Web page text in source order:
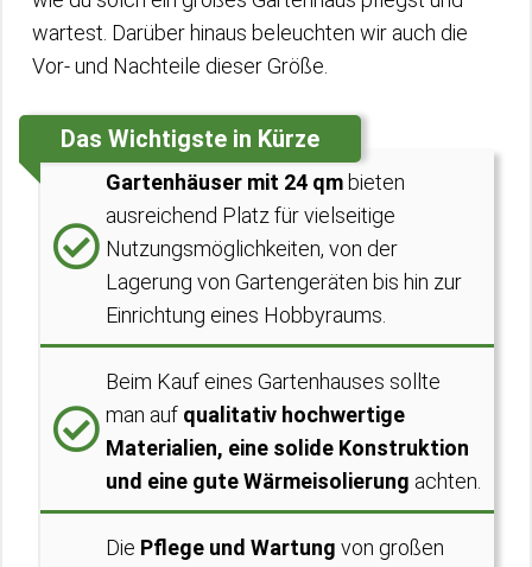
wartest. Darüber hinaus beleuchten wir auch die
Vor- und Nachteile dieser Größe.
Das Wichtigste in Kürze
Gartenhäuser mit 24 qm bieten
ausreichend Platz für vielseitige
Nutzungsmöglichkeiten, von der
Lagerung von Gartengeräten bis hin zur
Einrichtung eines Hobbyraums.
Beim Kauf eines Gartenhauses sollte
man auf qualitativ hochwertige
Materialien, eine solide Konstruktion
und eine gute Wärmeisolierung achten.
Die Pflege und Wartung von großen